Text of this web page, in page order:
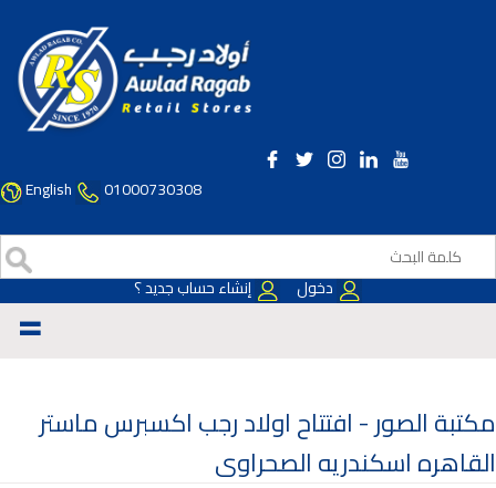
English 01000730308
دخول إنشاء حساب جديد ؟ =
مكتبة الصور -افتتاح اولاد رجب اكسبرس ماستر
القاهره اسكندريه الصحراوى